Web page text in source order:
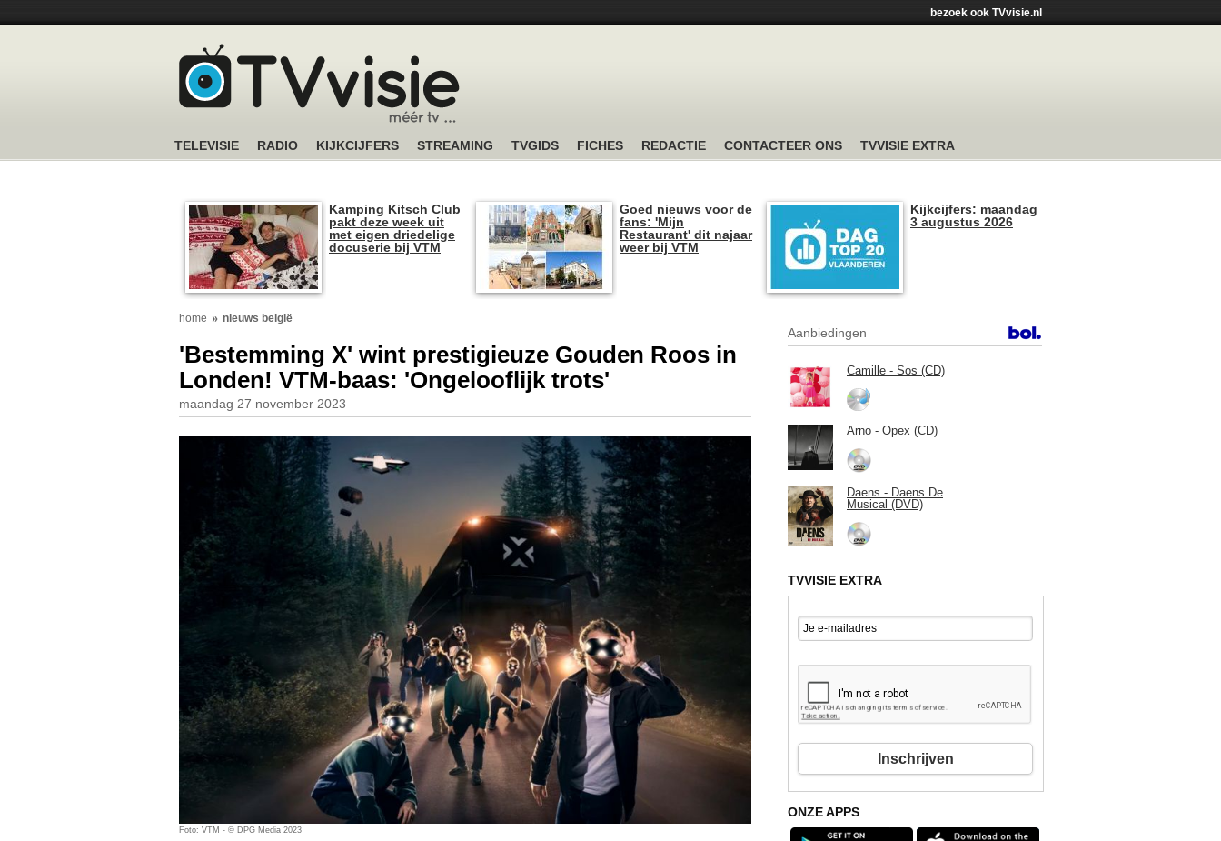
bezoek ook TVvisie.nl
TELEVISIE RADIO KIJKCIJFERS STREAMING TVGIDS FICHES REDACTIE CONTACTEER ONS TVVISIE EXTRA
Kamping Kitsch Club
pakt deze week uit
met eigen driedelige
docuserie bij VTM
Goed nieuws voor de
fans: 'Mijn
Restaurant' dit najaar
weer bij VTM
Kijkcijfers: maandag
3 augustus 2026
home nieuws belgië
'Bestemming X' wint prestigieuze Gouden Roos in
Londen! VTM-baas: 'Ongelooflijk trots'
maandag 27 november 2023
Foto: VTM - © DPG Media 2023
Aanbiedingen
Camille - Sos (CD)
Arno - Opex (CD)
Daens - Daens De
Musical (DVD)
TVVISIE EXTRA
Inschrijven
ONZE APPS